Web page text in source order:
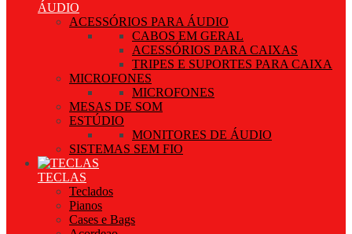
ÁUDIO
ACESSÓRIOS PARA ÁUDIO
CABOS EM GERAL
ACESSÓRIOS PARA CAIXAS
TRIPES E SUPORTES PARA CAIXA
MICROFONES
MICROFONES
MESAS DE SOM
ESTÚDIO
MONITORES DE ÁUDIO
SISTEMAS SEM FIO
TECLAS
Teclados
Pianos
Cases e Bags